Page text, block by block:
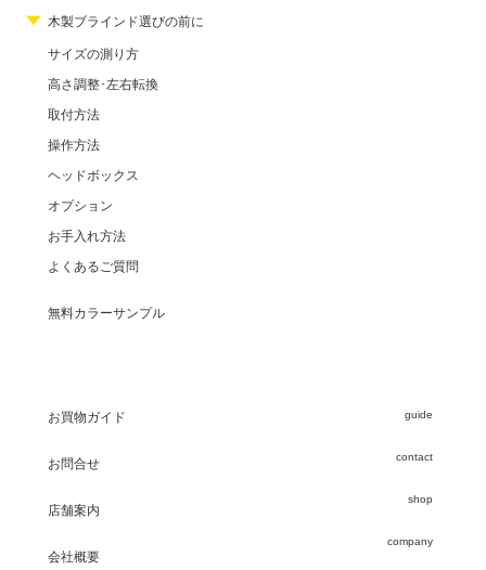
木製ブラインド選びの前に
サイズの測り方
高さ調整･左右転換
取付方法
操作方法
ヘッドボックス
オプション
お手入れ方法
よくあるご質問
無料カラーサンプル
お買物ガイド
お問合せ
店舗案内
会社概要
guide
contact
shop
company